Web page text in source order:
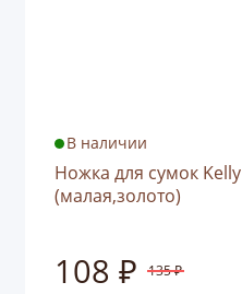
В наличии
Ножка для сумок Kelly
(малая,золото)
108 ₽ 135 ₽